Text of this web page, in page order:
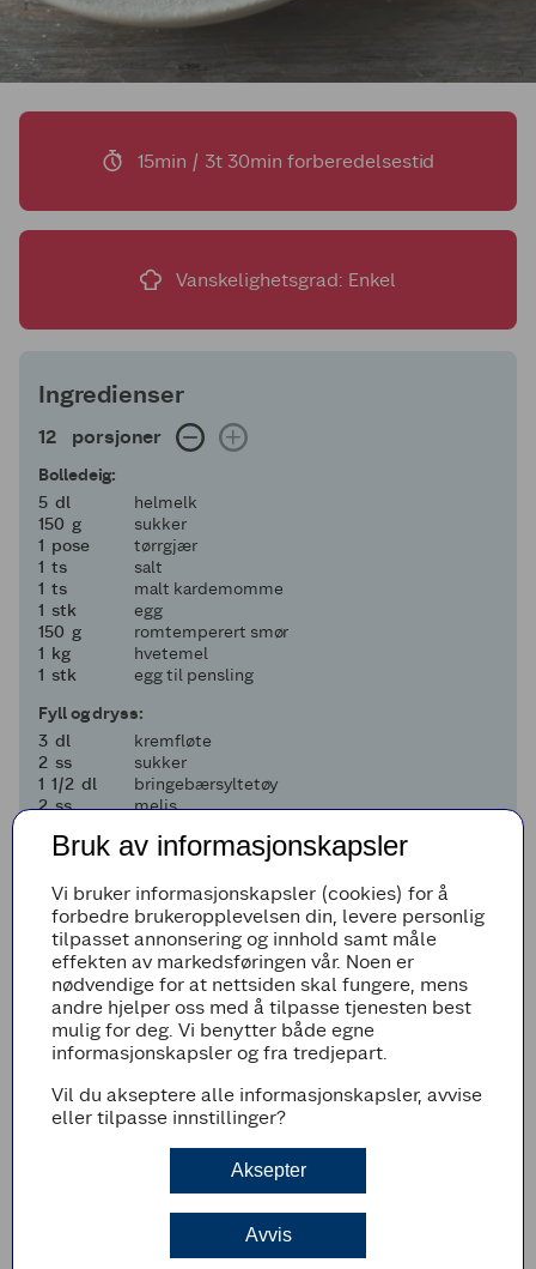
15min / 3t 30min forberedelsestid
Vanskelighetsgrad: Enkel
Ingredienser
12 porsjoner
12 porsjoner
Bolledeig:
5
5 dl
helmelk
150
150 g
sukker
11 pose
tørrgjær
11 ts
salt
11 ts
malt kardemomme
11 stk
egg
150
150 g
romtemperert smør
11 kg
hvetemel
11 stk
egg til pensling
Fyll og dryss:
3
3 dl
kremfløte
2
2 ss
sukker
1 og en halv
1 1/2 dl
bringebærsyltetøy
2
2 ss melis
Legg til i handleliste
Fremgangsmetode
Ha fingervarm melk, sukker, salt,
kardemomme, tørrgjær, egg og 900 g av
hvetemelet i en bakebolle.
Elt sammen på middels hurtighet i 7-10
minutter til deigen har samlet seg jevnt.
Ha i romtemperert smør delt i terninger og elt
videre i 7-10 minutter, til alt smøret er inne i
deigen og deigen er smidig.
Dekk til bakebollen og la heve til dobbel
størrelse, ca 2 timer, på et lunt sted.
Bruk av informasjonskapsler
Vi bruker informasjonskapsler (cookies) for å
forbedre brukeropplevelsen din, levere personlig
tilpasset annonsering og innhold samt måle
effekten av markedsføringen vår. Noen er
nødvendige for at nettsiden skal fungere, mens
andre hjelper oss med å tilpasse tjenesten best
mulig for deg. Vi benytter både egne
informasjonskapsler og fra tredjepart.
Vil du akseptere alle informasjonskapsler, avvise
eller tilpasse innstillinger?
Aksepter
Avvis